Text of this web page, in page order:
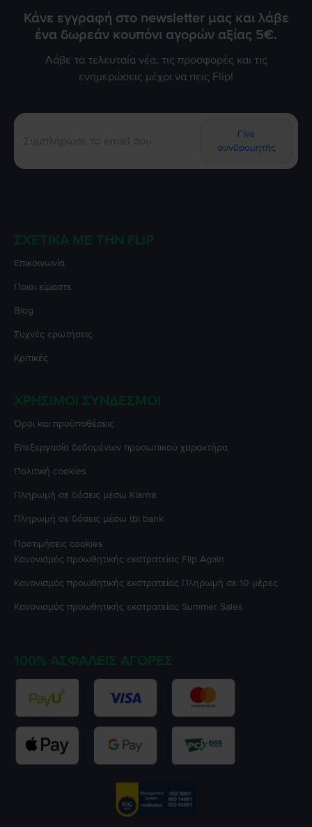
Κάνε εγγραφή στο newsletter μας και λάβε
ένα δωρεάν κουπόνι αγορών αξίας 5€.
Λάβε τα τελευταία νέα, τις προσφορές και τις
ενημερώσεις μέχρι να πεις Flip!
Γίνε
συνδρομητής
ΣΧΕΤΙΚΆ ΜΕ ΤΗΝ FLIP
Επικοινωνία
Ποιοι είμαστε
Blog
Συχνές ερωτήσεις
Κριτικές
ΧΡΉΣΙΜΟΙ ΣΎΝΔΕΣΜΟΙ
Όροι και προϋποθέσεις
Επεξεργασία δεδομένων προσωπικού χαρακτήρα
Πολιτική cookies
Πληρωμή σε δόσεις μέσω Klarna
Πληρωμή σε δόσεις μέσω tbi bank
Προτιμήσεις cookies
Κανονισμός προωθητικής εκστρατείας Flip Again
Κανονισμός προωθητικής εκστρατείας Πληρωμή σε 10 μέρες
Κανονισμός προωθητικής εκστρατείας Summer Sales
100% ΑΣΦΑΛΕΊΣ ΑΓΟΡΈΣ